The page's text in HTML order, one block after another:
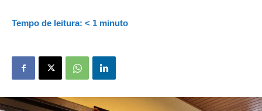
Tempo de leitura: < 1 minuto